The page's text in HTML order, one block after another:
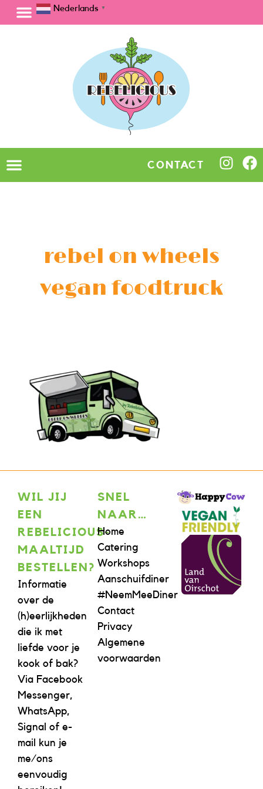
Nederlands ▼
CONTACT
rebel on wheels
vegan foodtruck
WIL JIJ
EEN
REBELICIOUS-
MAALTIJD
BESTELLEN?
Informatie
over de
(h)eerlijkheden
die ik met
liefde voor je
kook of bak?
Via Facebook
Messenger,
WhatsApp,
Signal of e-
mail kun je
me/ons
eenvoudig
SNEL
NAAR…
Home
Catering
Workshops
Aanschuifdiner
#NeemMeeDiner
Contact
Privacy
Algemene
voorwaarden